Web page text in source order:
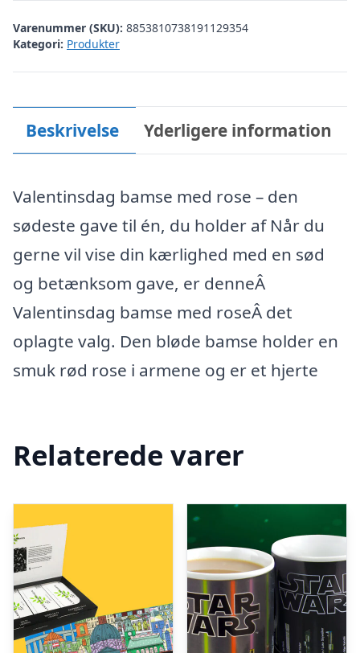
Varenummer (SKU): 8853810738191129354
Kategori: Produkter
Beskrivelse Yderligere information
Valentinsdag bamse med rose – den
sødeste gave til én, du holder af Når du
gerne vil vise din kærlighed med en sød
og betænksom gave, er denneÂ
Valentinsdag bamse med roseÂ det
oplagte valg. Den bløde bamse holder en
smuk rød rose i armene og er et hjerte
Relaterede varer